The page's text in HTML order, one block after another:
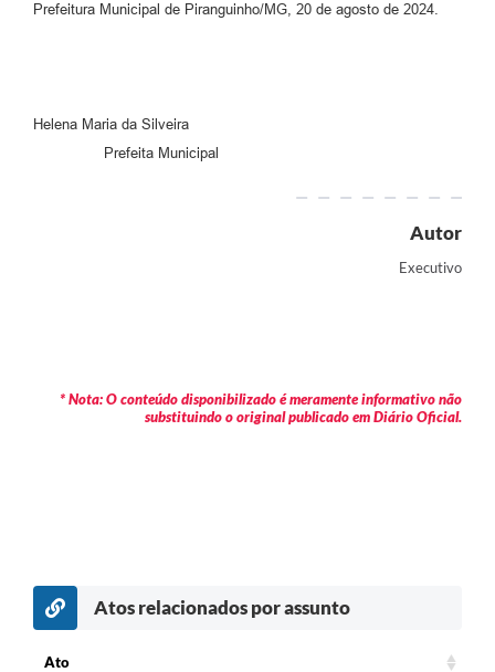
Prefeitura Municipal de Piranguinho/MG, 20 de agosto de 2024.
Helena Maria da Silveira
Prefeita Municipal
Autor
Executivo
* Nota: O conteúdo disponibilizado é meramente informativo não
substituindo o original publicado em Diário Oficial.
Atos relacionados por assunto
Ato